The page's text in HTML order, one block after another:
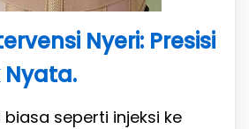
Nyeri: Presisi
Nyata.
biasa seperti injeksi ke